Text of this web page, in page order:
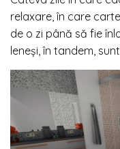
relaxare, în care
de o zi până să fie
leneși, în tandem,